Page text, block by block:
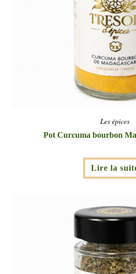
Les épices
Pot Curcuma bourbon
Lire la